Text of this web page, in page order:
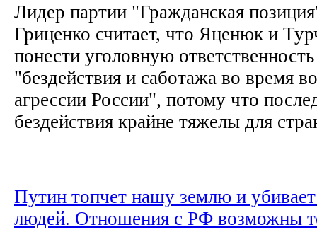
Лидер партии "Гражданская
Гриценко считает, что Яценюк и
понести уголовную
"бездействия и саботажа во время
агрессии России", потому что
бездействия крайне тяжелы для
Путин топчет нашу землю и
людей. Отношения с РФ возможны